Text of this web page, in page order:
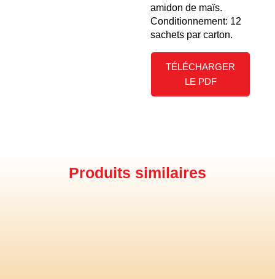
amidon de maïs.
Conditionnement: 12
sachets par carton.
TÉLÉCHARGER
LE PDF
Produits similaires